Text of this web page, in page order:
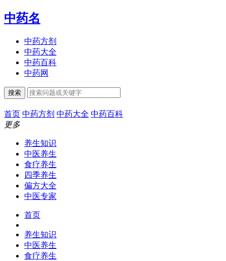
中药名
中药方剂
中药大全
中药百科
中药网
搜索
首页 中药方剂 中药大全 中药百科
更多
养生知识
中医养生
食疗养生
四季养生
偏方大全
中医专家
首页
养生知识
中医养生
食疗养生